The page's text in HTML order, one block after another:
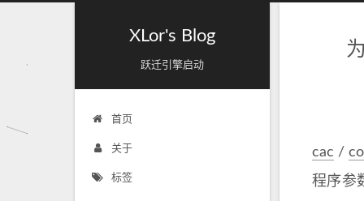
XLor's Blog
跃迁引擎启动
首页
关于
标签
cac /
程序参